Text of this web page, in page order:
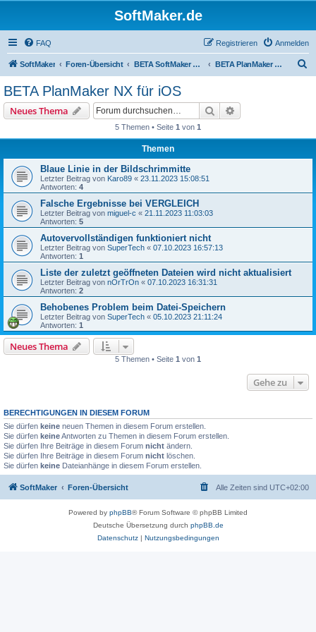
SoftMaker.de
FAQ Anmelden
Registrieren
SoftMaker Foren-Übersicht BETA SoftMaker Office NX für iOS BETA PlanMaker NX für iOS
BETA PlanMaker NX für iOS
Neues Thema Suche
5 Themen • Seite 1 von 1
Themen
Blaue Linie in der Bildschrimmitte
Letzter Beitrag von Karo89 « 23.11.2023 15:08:51
Antworten: 4
Falsche Ergebnisse bei VERGLEICH
Letzter Beitrag von miguel-c « 21.11.2023 11:03:03
Antworten: 5
Autovervollständigen funktioniert nicht
Letzter Beitrag von SuperTech « 07.10.2023 16:57:13
Antworten: 1
Liste der zuletzt geöffneten Dateien wird nicht aktualisiert
Letzter Beitrag von nOrTrOn « 07.10.2023 16:31:31
Antworten: 2
Behobenes Problem beim Datei-Speichern
Letzter Beitrag von SuperTech « 05.10.2023 21:11:24
Antworten: 1
Neues Thema
5 Themen • Seite 1 von 1
Gehe zu
BERECHTIGUNGEN IN DIESEM FORUM
Sie dürfen keine neuen Themen in diesem Forum erstellen.
Sie dürfen keineAntworten zu Themen in diesem Forum erstellen.
Sie dürfen Ihre Beiträge in diesem Forum nicht ändern.
Sie dürfen Ihre Beiträge in diesem Forum nicht löschen.
Sie dürfen keine Dateianhänge in diesem Forum erstellen.
SoftMaker Foren-Übersicht Alle Zeiten sind UTC+02:00
Powered by phpBB® Forum Software © phpBB Limited
Deutsche Übersetzung durch phpBB.de
Datenschutz| Nutzungsbedingungen